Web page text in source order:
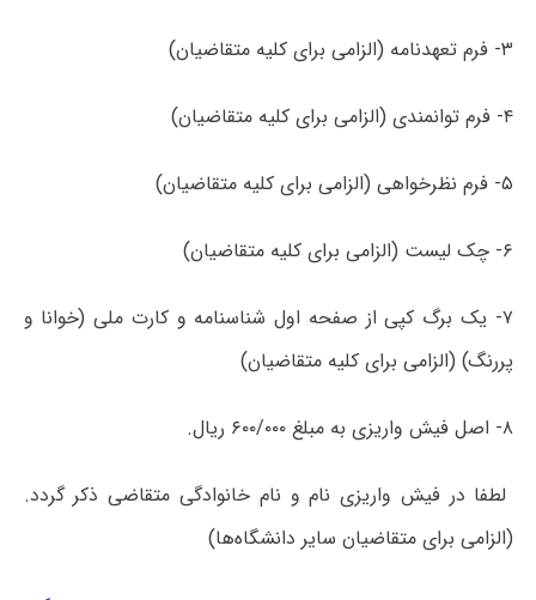
۳- فرم تعهد‌نامه (الزامی برای کلیه متقاضیان)
۴- فرم توانمندی (الزامی برای کلیه متقاضیان)
۵- فرم نظرخواهی (الزامی برای کلیه متقاضیان)
۶- چک لیست (الزامی برای کلیه متقاضیان)
۷- یک برگ کپی از صفحه اول شناسنامه و کارت ملی (خوانا و
پررنگ) (الزامی برای کلیه متقاضیان)
۸- اصل فیش واریزی به مبلغ ۶۰۰/۰۰۰ ریال.
لطفا در فیش واریزی نام و نام خانوادگی متقاضی ذکر گردد.
(الزامی برای متقاضیان سایر دانشگاه‌ها)